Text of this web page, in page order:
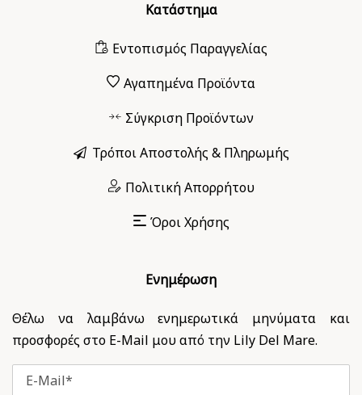
Κατάστημα
Εντοπισμός Παραγγελίας
Αγαπημένα Προϊόντα
Σύγκριση Προϊόντων
Τρόποι Αποστολής & Πληρωμής
Πολιτική Απορρήτου
Όροι Χρήσης
Ενημέρωση
Θέλω να λαμβάνω ενημερωτικά μηνύματα και
προσφορές στο E-Mail μου από την Lily Del Mare.